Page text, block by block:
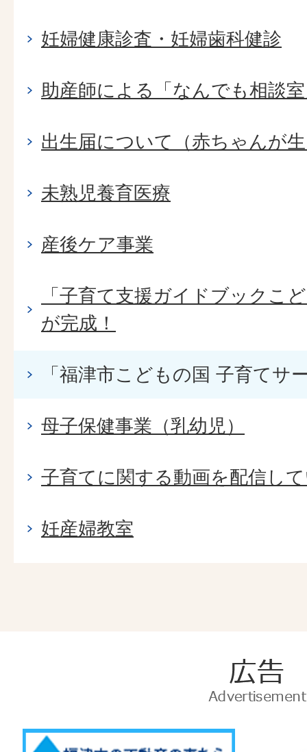
妊婦健康診査・妊婦歯科健診
助産師による「なんでも相談
出生届について（赤ちゃんが
未熟児養育医療
産後ケア事業
「子育て支援ガイドブックこ
が完成！
「福津市こどもの国 子育てサ
母子保健事業（乳幼児）
子育てに関する動画を配信し
妊産婦教室
告